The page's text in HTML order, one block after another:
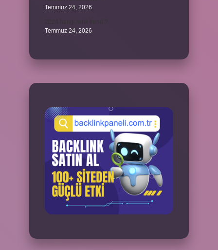
Temmuz 24, 2026
Temmuz 24, 2026